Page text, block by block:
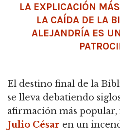
LA EXPLICACIÓN
LA CAÍDA DE LA
ALEJANDRÍA ES
El destino final de la
se lleva debatiendo
afirmación más
Julio César en un